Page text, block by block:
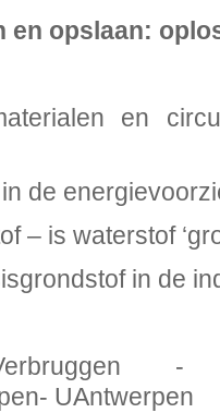
en opslaan:
en
de
– is waterstof
in de
-
UAntwerpen